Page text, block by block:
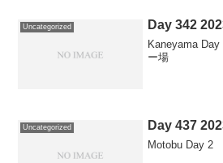
Uncategorized Day 342
Kaneyama
ー場
Uncategorized Day 437
Motobu Day 2